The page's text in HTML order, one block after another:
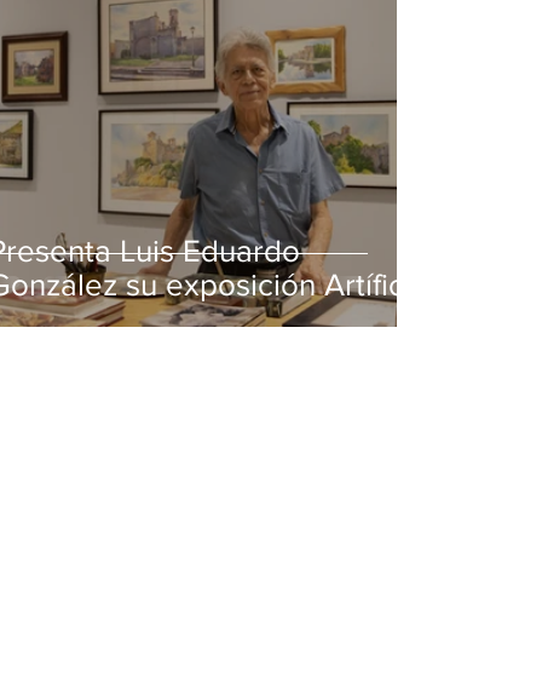
Luis Eduardo
su exposición Artífice
la luz en MUSA